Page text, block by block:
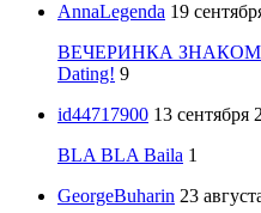
AnnaLegenda 19
ВЕЧЕРИНКА
Dating! 9
id44717900 13 сентября
BLA BLA Baila 1
GeorgeBuharin 23